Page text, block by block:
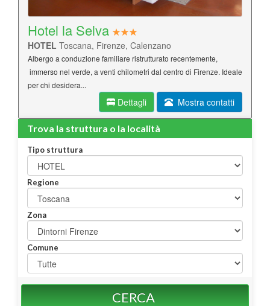
Hotel la Selva
HOTEL Toscana, Firenze, Calenzano
Albergo a conduzione familiare ristrutturato recentemente,
immerso nel verde, a venti chilometri dal centro di Firenze. Ideale
per chi desidera...
Dettagli Mostra contatti
Trova la struttura o la località
Tipo struttura
Regione
Zona
Comune
CERCA